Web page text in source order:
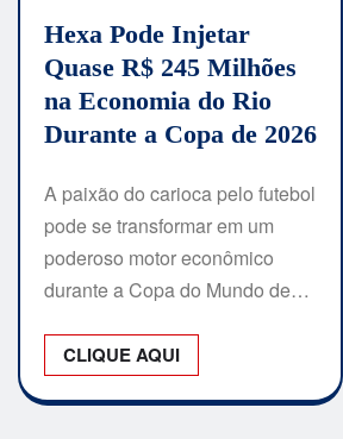
Hexa Pode Injetar
Quase R$ 245 Milhões
na Economia do Rio
Durante a Copa de 2026
A paixão do carioca pelo futebol
pode se transformar em um
poderoso motor econômico
durante a Copa do Mundo de…
CLIQUE AQUI